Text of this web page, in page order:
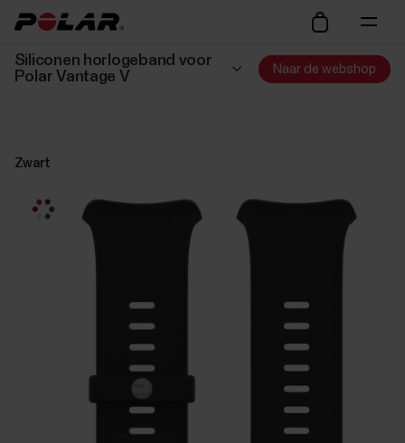
Siliconen horlogeband voor
Polar Vantage V
Naar de webshop
Zwart